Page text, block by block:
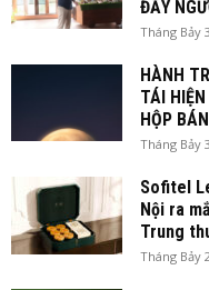
ĐẨY
Tháng Bảy
HÀNH
TÁI
HỘP
Tháng Bảy
Sofitel
Nội ra
Trung
Tháng Bảy